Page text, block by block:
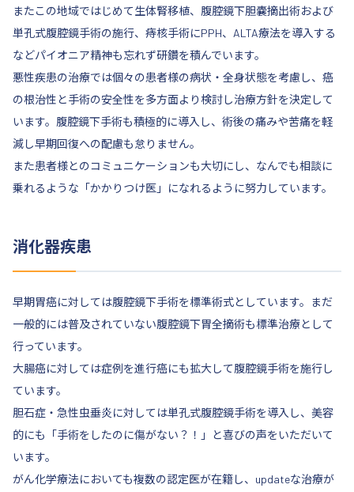
またこの地域ではじめて生体腎移植、腹腔鏡下胆嚢摘出術および
単孔式腹腔鏡手術の施行、痔核手術にPPH、ALTA療法を導入する
などパイオニア精神も忘れず研鑽を積んでいます。
悪性疾患の治療では個々の患者様の病状・全身状態を考慮し、癌
の根治性と手術の安全性を多方面より検討し治療方針を決定して
います。腹腔鏡下手術も積極的に導入し、術後の痛みや苦痛を軽
減し早期回復への配慮も怠りません。
また患者様とのコミュニケーションも大切にし、なんでも相談に
乗れるような「かかりつけ医」になれるように努力しています。
消化器疾患
早期胃癌に対しては腹腔鏡下手術を標準術式としています。まだ
一般的には普及されていない腹腔鏡下胃全摘術も標準治療として
行っています。
大腸癌に対しては症例を進行癌にも拡大して腹腔鏡手術を施行し
ています。
胆石症・急性虫垂炎に対しては単孔式腹腔鏡手術を導入し、美容
的にも「手術をしたのに傷がない？！」と喜びの声をいただいて
います。
がん化学療法においても複数の認定医が在籍し、updateな治療が